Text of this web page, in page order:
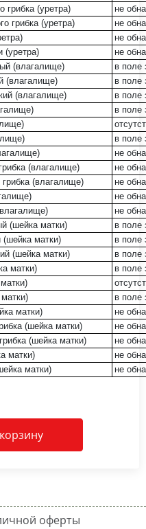
грибка (уретра)
не
грибка (уретра)
не
не
(уретра)
не
(влагалище)
в поле
(влагалище)
в поле
(влагалище)
в поле
в поле
в поле
не
(влагалище)
не
(влагалище)
не
не
не
(шейка матки)
в поле
матки)
в поле
(шейка матки)
в поле
матки)
в поле
в поле
матки)
не
(шейка матки)
не
(шейка матки)
не
матки)
не
матки)
не
оферты